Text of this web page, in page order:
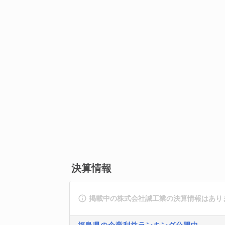
決算情報
掲載中の株式会社誠工業の決算情報はあり